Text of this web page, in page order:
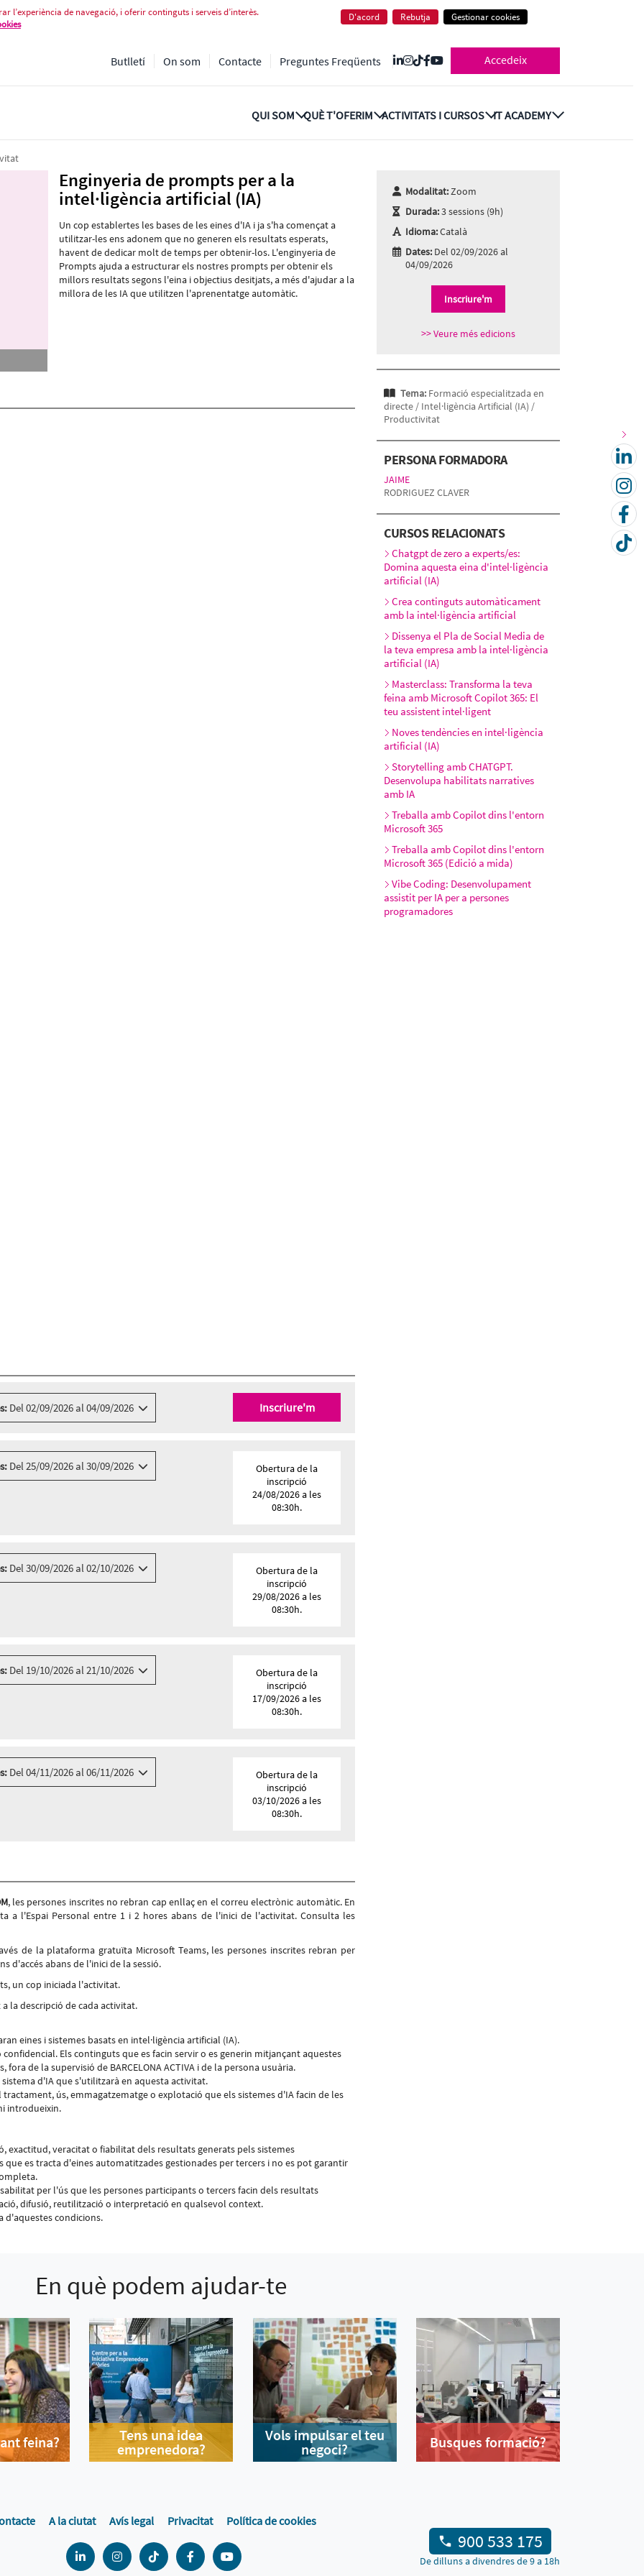
artificial (IA)
l’experiència de navegació, i oferir continguts i serveis d’interès.
D'acord Rebutja Gestionar cookies
Butlletí On som Contacte Preguntes Freqüents Accedeix
QUI SOM QUÈ T'OFERIM ACTIVITATS I CURSOS IT ACADEMY
Enginyeria de prompts per a la
intel·ligència artificial (IA)
Un cop establertes les bases de les eines d'IA i ja s'ha començat a
utilitzar-les ens adonem que no generen els resultats esperats,
havent de dedicar molt de temps per obtenir-los. L'enginyeria de
Prompts ajuda a estructurar els nostres prompts per obtenir els
millors resultats segons l'eina i objectius desitjats, a més d'ajudar a la
millora de les IA que utilitzen l'aprenentatge automàtic.
Del 02/09/2026 al 04/09/2026 Inscriure'm
Del 25/09/2026 al 30/09/2026
Obertura de la
inscripció
24/08/2026 a les
08:30h.
Del 30/09/2026 al 02/10/2026
Obertura de la
inscripció
29/08/2026 a les
08:30h.
Del 19/10/2026 al 21/10/2026
Obertura de la
inscripció
17/09/2026 a les
08:30h.
Del 04/11/2026 al 06/11/2026
Obertura de la
inscripció
03/10/2026 a les
08:30h.
, les persones inscrites no rebran cap enllaç en el correu electrònic automàtic. En
a l'Espai Personal entre 1 i 2 hores abans de l'inici de l'activitat. Consulta les
de la plataforma gratuïta Microsoft Teams, les persones inscrites rebran per
d'accés abans de l'inici de la sessió.
un cop iniciada l'activitat.
la descripció de cada activitat.
eines i sistemes basats en intel·ligència artificial (IA).
Els continguts que es facin servir o es generin mitjançant aquestes
de la supervisió de BARCELONA ACTIVA i de la persona usuària.
d'IA que s'utilitzarà en aquesta activitat.
tractament, ús, emmagatzematge o explotació que els sistemes d'IA facin de les
introdueixin.
exactitud, veracitat o fiabilitat dels resultats generats pels sistemes
es tracta d'eines automatitzades gestionades per tercers i no es pot garantir
per l'ús que les persones participants o tercers facin dels resultats
difusió, reutilització o interpretació en qualsevol context.
d'aquestes condicions.
Modalitat:Zoom
Durada:3 sessions (9h)
Idioma:Català
Dates: Del 02/09/2026 al
04/09/2026
Inscriure'm
>> Veure més edicions
Tema: Formació especialitzada en
directe / Intel·ligència Artificial (IA) /
Productivitat
PERSONA FORMADORA
JAIME
RODRIGUEZ CLAVER
CURSOS RELACIONATS
Chatgpt de zero a experts/es:
Domina aquesta eina d'intel·ligència
artificial (IA)
Crea continguts automàticament
amb la intel·ligència artificial
Dissenya el Pla de Social Media de
la teva empresa amb la intel·ligència
artificial (IA)
Masterclass: Transforma la teva
feina amb Microsoft Copilot 365: El
teu assistent intel·ligent
Noves tendències en intel·ligència
artificial (IA)
Storytelling amb CHATGPT.
Desenvolupa habilitats narratives
amb IA
Treballa amb Copilot dins l'entorn
Microsoft 365
Treballa amb Copilot dins l'entorn
Microsoft 365 (Edició a mida)
Vibe Coding: Desenvolupament
assistit per IA per a persones
programadores
En què podem ajudar-te
feina?
Tens una idea
emprenedora?
Vols impulsar el teu
negoci?
Busques formació?
A la ciutat Avís legal Privacitat Política de cookies
900 533 175
De dilluns a divendres de 9 a 18h